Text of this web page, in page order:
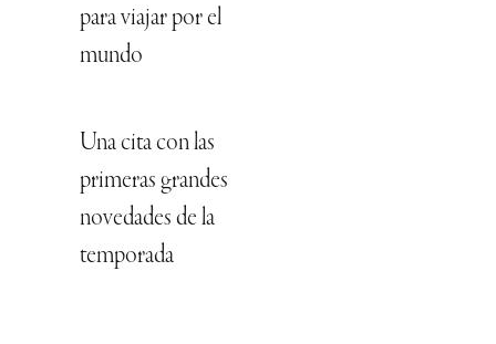
para viajar por el
mundo
Una cita con las
primeras grandes
novedades de la
temporada